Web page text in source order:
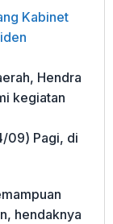
Kabinet
Hendra
kegiatan
09) Pagi, di
hendaknya